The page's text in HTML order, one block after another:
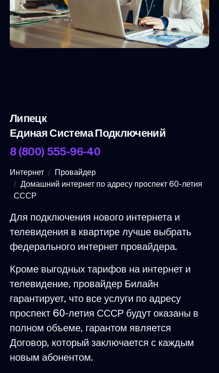
Липецк
Единая Система Подключений
8 (800) 555-96-40
Интернет
Провайдер
Домашний интернет по адресу проспект 60-летия
СССР
Для подключения нового интернета и
телевидения в квартире лучше выбрать
федерального интернет провайдера.
Кроме выгодных тарифов на интернет и
телевидение, провайдер Билайн
гарантирует, что все услуги по адресу
проспект 60-летия СССР будут оказаны в
полном объеме, гарантом является
Договор, который заключается с каждым
новым абонентом.